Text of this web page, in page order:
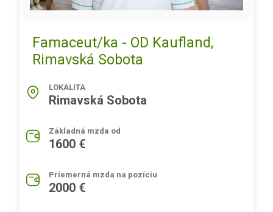
Famaceut/ka - OD Kaufland,
Rimavská Sobota
LOKALITA
Rimavská Sobota
Základná mzda od
1600 €
Priemerná mzda na pozíciu
2000 €